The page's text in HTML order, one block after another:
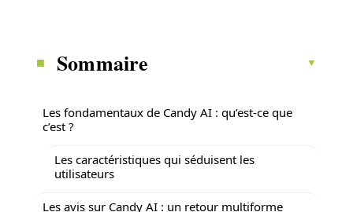
Sommaire
Les fondamentaux de Candy AI : qu’est-ce que
c’est ?
Les caractéristiques qui séduisent les
utilisateurs
Les avis sur Candy AI : un retour multiforme